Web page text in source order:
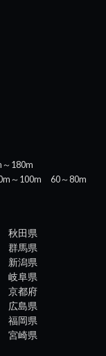
～180m
～100m
60～80m
秋田県
群馬県
新潟県
岐阜県
京都府
広島県
福岡県
宮崎県